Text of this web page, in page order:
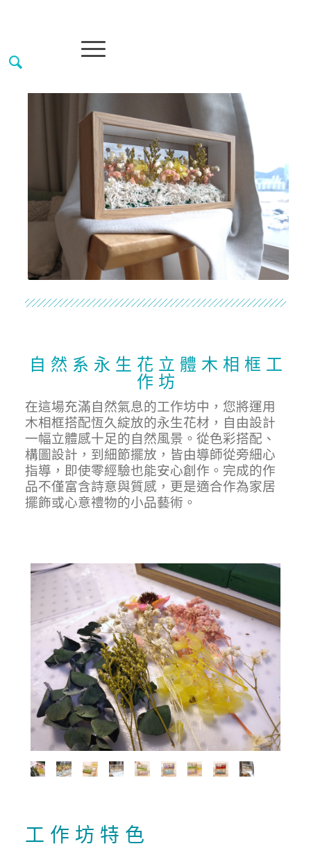
自 然 系 永 生 花 立 體 木 相 框 工
作 坊
在這場充滿自然氣息的工作坊中，您將運用
木相框搭配恆久綻放的永生花材，自由設計
一幅立體感十足的自然風景。從色彩搭配、
構圖設計，到細節擺放，皆由導師從旁細心
指導，即使零經驗也能安心創作。完成的作
品不僅富含詩意與質感，更是適合作為家居
擺飾或心意禮物的小品藝術。
工 作 坊 特 色